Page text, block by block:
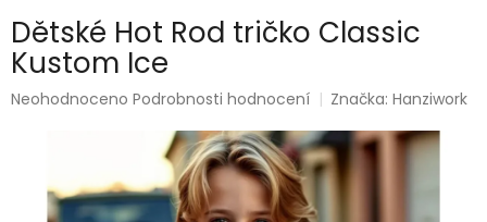
Dětské Hot Rod tričko Classic
Kustom Ice
Průměrné
Neohodnoceno Podrobnosti hodnocení Značka:Hanziwork